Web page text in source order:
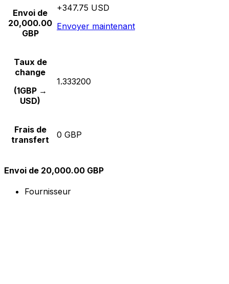
Envoi de
20,000.00
GBP
+347.75 USD
Envoyer maintenant
Taux de
change
(1GBP →
USD)
1.333200
Frais de
transfert
0 GBP
Envoi de 20,000.00 GBP
Fournisseur